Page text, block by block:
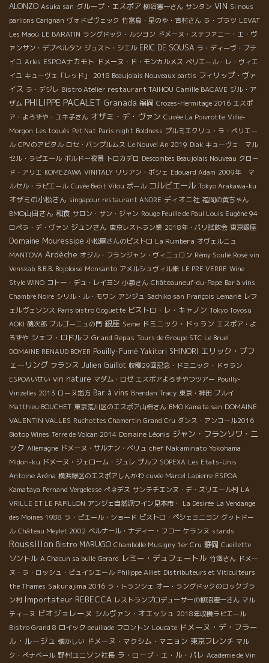
ALONZO Asuka san グループ・エスポア 柳沼憲一さん サンタン VIN Si nous
parlions Carignan ヴォドピヴェック 竹富島・星のや・吉村さん ラ・プラツ LEVAT
Les Maoù LE BARATIN ラングドック・ルシヨン ドメーヌ・ステファニー・エ・ヴ
ァンサン・デブベルタン ジュスト・シエル ERIC DE SOUSA ラ・ディーヴ・ブテ
イユ Arles ESPOAナカモト ドメーヌ・ド・モンカルメス ペリエール・レ・ヴィエ
イユ キューヴェ「レッド」 2018 Beaujolais Nouveaux partis フィリップ・ヴァ
イス ラ・デジレ Bistro Atelier restaurant TAIHOU Camille BACAVE ジル・ア
ザム PHILIPPE PACALET Granada 福岡 Crozes-Hermitage 2016 エスポ
ア・よろずや・ユキ子さん オザミ・デ・ヴァン Cuvée La Poivrotte Villié-
Morgon Les toqués Pet Nat Paris night Boldness プルミエクリュ・ラ・ペリエー
ル CPVのアビタル ロセ・パンプルムス Le Nouvel An 2019 Diak キューヴェ マル
セル・ラピエール ボルドー夜景 トロカデロ Descombes Beaujolais Nouveau クロー
ド・アリエ KOMEZAWA VINITALY リリアン・ボシェ Edouard Adam 2009年 マ
ルセル・ラピエール Cuvée Bedit Vilou ポール コルビエール Tokyo Arakawa-ku
オザミの小松さん singapour restaurant ANDRE ディオニ社 福岡の黄ちゃん
BMO山田さん 和食 サロン・サン・ジャン Rouge Feuille de Paul Louis Eugène 94
ロペラ・デ・ヴァン ジュンさん 東京レストラン業 2018年・パリ試飲会 東京銀座
Domaine Mouressipe 小松屋さんのビストロ La Rumbera オヴェルニュ
MANTOVA Ardèche オジル・フランジャン・ヴィニュロン Rémy Soulié Rosé vin
Venskab B.B.B. Bojoloise Monsanto アメルシュヴィル畑 LE PRE VERRE Wine
Style WINO コトー・デュ・レイヨン 小泉さん Châteauneuf-du-Pape Bar à vins
Chambre Noire シリル・ル・モワン アンジュ Sachiko san François Lemarié レフ
ェルヴェソンス Paris bistro Goguette ビストロ・レ・キャノン Tokyo Toyosu
AOKI 磯次郎 ブルゴーニュの門 銀座 Seine ドミニック・ドゥラン エスポア・よ
ろずや シェフ・ロドルフ Grand Repas Tours de Groupe STC Le Bruel
DOMAINE RENAUD BOYER Pouilly-Fumé Yakitori SHINORI エリック・プフ
ェーリング フランス Julien Guillot 収穫29回記念・ドミニック・ドゥラン
ESPOAいせい vin nature マダム・ロゼ エスポアよろずやつツアー Pouilly-
Vinzelles 2013 ローヌ地方 Bar à vins Brendan Tracy 東京・神田 ブルイ
Matthieu BOUCHET 東京荒川区のエスポア山枡さん BMO Kamata san DOMAINE
VALENTIN VALLES Ruchottes Chamertin Grand Cru ダンス・アンコール2016
Biotop Wines Terre de Volcan 2014 Domaine Léonis ジャン・フランソワ・ニ
ック Allemagne ドメーヌ・サルナン・ベリュ chef Nakaminato Yokohama
Midori-ku ドメーヌ・ジェローム・ジュレ プルフ SOPEXA Les Etats-Unis
Antoine Aréna 横浜緑区のエスポアしんかわ cuvée Marcel Lapierre ESPOA
Kamataya Pernand Vergelesse ぺネデス サンテチエンヌ・デ・ズリエール村 LA
VRILLE ET LE PAPILLON アンジェ自然派ワイン見本市・ La Désirée La Vendange
des Moines 1988 ラ・ピエール・ショード ビストロ・ペシェミニヨン グットドー
ル Château Meylet 2002 ベルナール・ナディー・フコー ケランヌ stands
Roussillon Bistro MARUGO Chambolle Musigny 1er Cru 静岡 Cueillette
ソントル A Chacun sa bulle Gerard レミー・デュフェートル 竹澤さん ドメー
ヌ・ラ・ロッシュ・ビュイシエール Philippe Alliet Distributeurs et Viticulteurs
the Thames Sakurajima 2016 ラ・トランシェ オー・ラングドックのロックブラ
ン村 Importateur REBECCA レストランプロデューサーの柳沼憲一さん マル
ティーヌ ビオジョレーヌ シルヴァン・オエッシュ 2018年収穫ラピエール
Bistro Grand 8 ロイック oeuillade フロントン Loucate ドメーヌ・デ・フラー
ル・ルージュ 懐かしい ドメーヌ・マクシム・マニョン 東京フレンチ マル
ク・ぺナベール 野村ユニソン社長 ラ・ローブ・エ・ル・パレ Academie de Vin